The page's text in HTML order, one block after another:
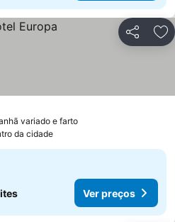
Partilhar
variado e farto
da cidade
Ver preços